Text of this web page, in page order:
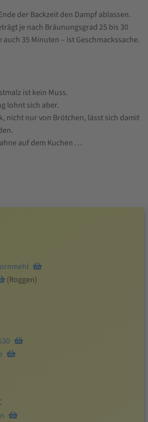
der Backzeit den Dampf ablassen.
je nach Bräunungsgrad 25 bis 30
35 Minuten – ist Geschmackssache.
ist kein Muss.
lohnt sich aber.
nicht nur von Brötchen, lässt sich damit
auf dem Kuchen …
(Roggen)